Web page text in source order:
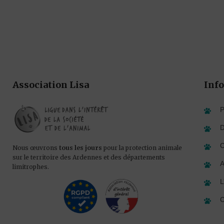
Association Lisa
Nous œuvrons tous les jours pour la protection animale
sur le territoire des Ardennes et des départements
limitrophes.